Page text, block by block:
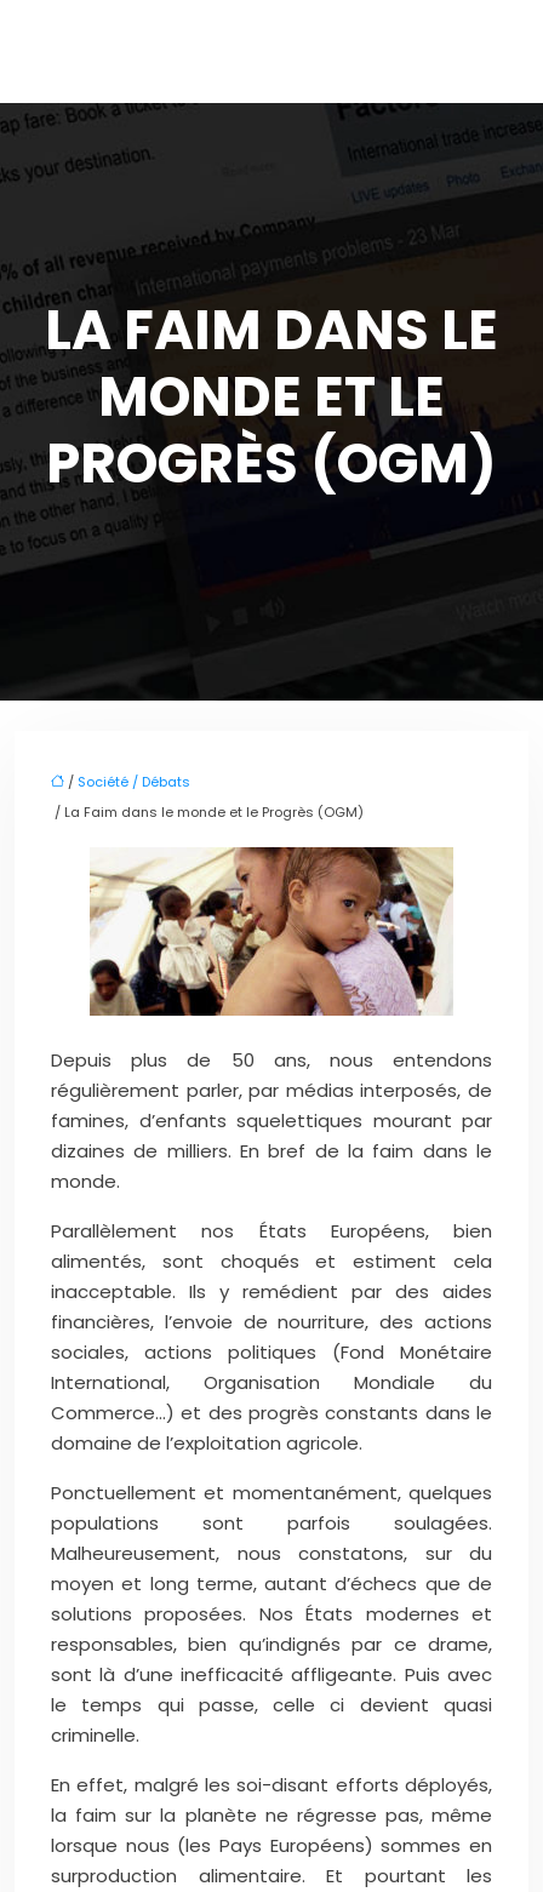
LA FAIM DANS LE
MONDE ET LE
PROGRÈS (OGM)
/ Société / Débats
/ La Faim dans le monde et le Progrès (OGM)
Depuis plus de 50 ans, nous entendons
régulièrement parler, par médias interposés, de
famines, d’enfants squelettiques mourant par
dizaines de milliers. En bref de la faim dans le
monde.
Parallèlement nos États Européens, bien
alimentés, sont choqués et estiment cela
inacceptable. Ils y remédient par des aides
financières, l’envoie de nourriture, des actions
sociales, actions politiques (Fond Monétaire
International, Organisation Mondiale du
Commerce…) et des progrès constants dans le
domaine de l’exploitation agricole.
Ponctuellement et momentanément, quelques
populations sont parfois soulagées.
Malheureusement, nous constatons, sur du
moyen et long terme, autant d’échecs que de
solutions proposées. Nos États modernes et
responsables, bien qu’indignés par ce drame,
sont là d’une inefficacité affligeante. Puis avec
le temps qui passe, celle ci devient quasi
criminelle.
En effet, malgré les soi-disant efforts déployés,
la faim sur la planète ne régresse pas, même
lorsque nous (les Pays Européens) sommes en
surproduction alimentaire. Et pourtant les